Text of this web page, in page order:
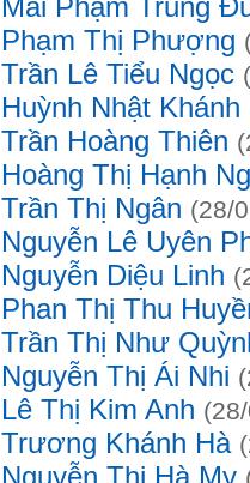
Mai Phạm Trung
Phạm Thị Phượng
Trần Lê Tiểu Ngọc
Huỳnh Nhật Khánh
Trần Hoàng Thiên
Hoàng Thị Hạnh
Trần Thị Ngân (28/
Nguyễn Lê Uyên
Nguyễn Diệu Linh
Phan Thị Thu
Trần Thị Như
Nguyễn Thị Ái Nhi
Lê Thị Kim Anh
Trương Khánh Hà
Nguyễn Thị Hà My